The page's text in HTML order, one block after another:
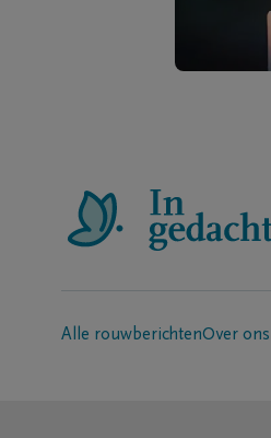
Alle rouwberichtenOver ons